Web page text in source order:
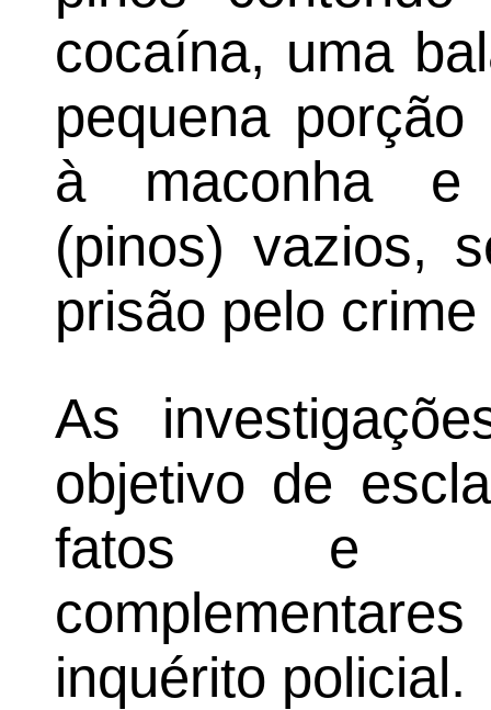
cocaína, uma
pequena
à maconha e
(pinos) vazios,
prisão pelo
As
objetivo de
fatos e
inquérito policial.